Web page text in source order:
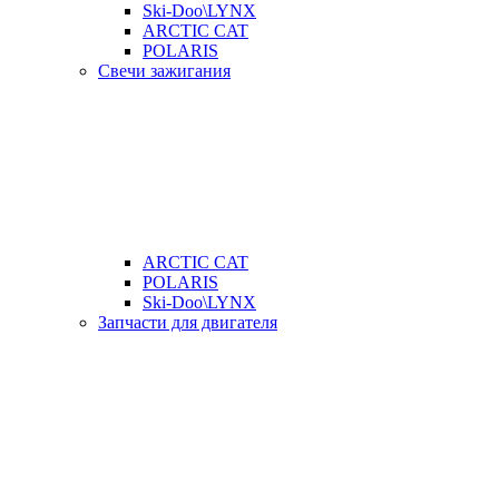
Ski-Doo\LYNX
ARCTIC CAT
POLARIS
Свечи зажигания
ARCTIC CAT
POLARIS
Ski-Doo\LYNX
Запчасти для двигателя